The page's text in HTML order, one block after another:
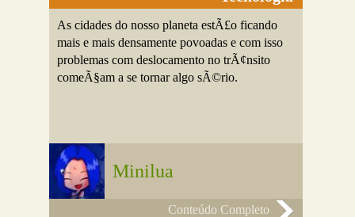
As cidades do nosso planeta estÃ£o ficando
mais e mais densamente povoadas e com isso
problemas com deslocamento no trÃ¢nsito
comeÃ§am a se tornar algo sÃ©rio.
Minilua
Conteúdo Completo